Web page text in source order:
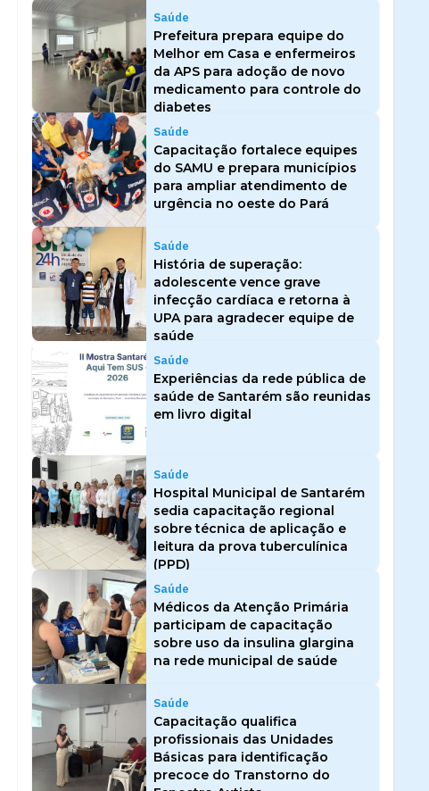
Saúde
Prefeitura prepara equipe do
Melhor em Casa e enfermeiros
da APS para adoção de novo
medicamento para controle do
diabetes
Saúde
Capacitação fortalece equipes
do SAMU e prepara municípios
para ampliar atendimento de
urgência no oeste do Pará
Saúde
História de superação:
adolescente vence grave
infecção cardíaca e retorna à
UPA para agradecer equipe de
saúde
Saúde
Experiências da rede pública de
saúde de Santarém são reunidas
em livro digital
Saúde
Hospital Municipal de Santarém
sedia capacitação regional
sobre técnica de aplicação e
leitura da prova tuberculínica
(PPD)
Saúde
Médicos da Atenção Primária
participam de capacitação
sobre uso da insulina glargina
na rede municipal de saúde
Saúde
Capacitação qualifica
profissionais das Unidades
Básicas para identificação
precoce do Transtorno do